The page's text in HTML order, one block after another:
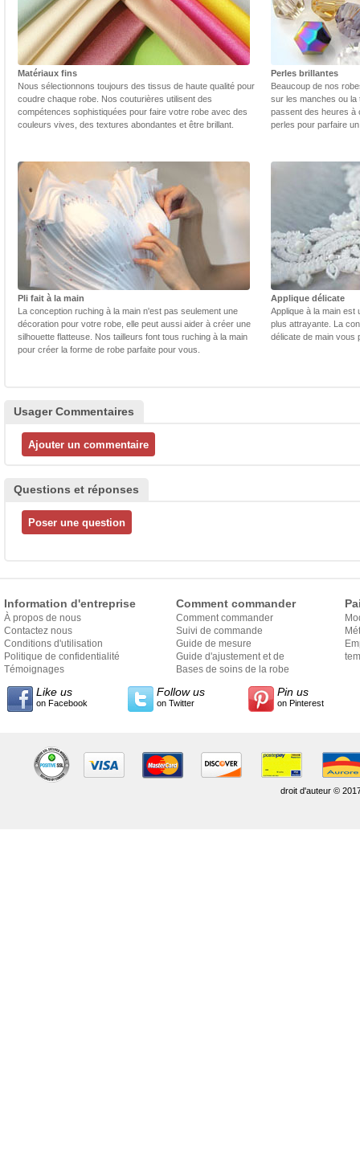
Matériaux fins
Nous sélectionnons toujours des tissus de haute qualité pour
coudre chaque robe. Nos couturières utilisent des
compétences sophistiquées pour faire votre robe avec des
couleurs vives, des textures abondantes et être brillant.
Perles brillantes
Beaucoup de nos
sur les manches ou la
passent des heures à
perles pour parfaire
Pli fait à la main
La conception ruching à la main n'est pas seulement une
décoration pour votre robe, elle peut aussi aider à créer une
silhouette flatteuse. Nos tailleurs font tous ruching à la main
pour créer la forme de robe parfaite pour vous.
Applique délicate
Applique à la main est
plus attrayante. La
délicate de main vous
Usager Commentaires
Questions et réponses
Information d'entreprise
À propos de nous
Contactez nous
Conditions d'utilisation
Politique de confidentialité
Témoignages
Comment commander
Comment commander
Suivi de commande
Guide de mesure
Guide d'ajustement et de
style
Bases de soins de la robe
Like us
on Facebook
Follow us
on Twitter
Pin us
on Pinterest
droit d'auteur ©